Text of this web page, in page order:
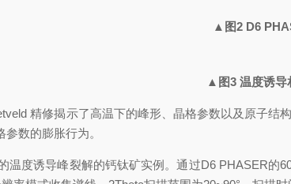
▲图2 D6
▲图3 温度诱导
精修揭示了高温下的峰形、晶格参数以及原子
数的膨胀行为。
温度诱导峰裂解的钙钛矿实例。通过D6 PHASER的